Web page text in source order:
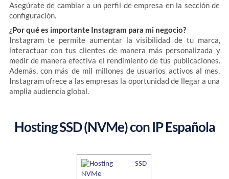
Asegúrate de cambiar a un perfil de empresa en la sección de
configuración.
¿Por qué es importante Instagram para mi negocio?
Instagram te permite aumentar la visibilidad de tu marca,
interactuar con tus clientes de manera más personalizada y
medir de manera efectiva el rendimiento de tus publicaciones.
Además, con más de mil millones de usuarios activos al mes,
Instagram ofrece a las empresas la oportunidad de llegar a una
amplia audiencia global.
Hosting SSD (NVMe) con IP Española